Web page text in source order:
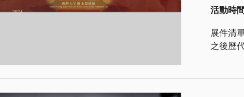
活動時
展件清單 乾清宮，至今已歷600年歲月，是明清皇帝的寢宮，
之後歷